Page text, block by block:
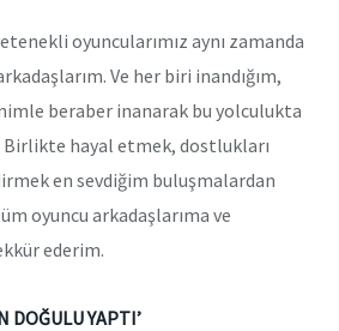
oyuncularımız aynı zamanda
Ve her biri inandığım,
beraber inanarak bu yolculukta
Birlikte hayal etmek, dostlukları
en sevdiğim buluşmalardan
oyuncu arkadaşlarıma ve
ederim.
DOĞULU YAPTI’